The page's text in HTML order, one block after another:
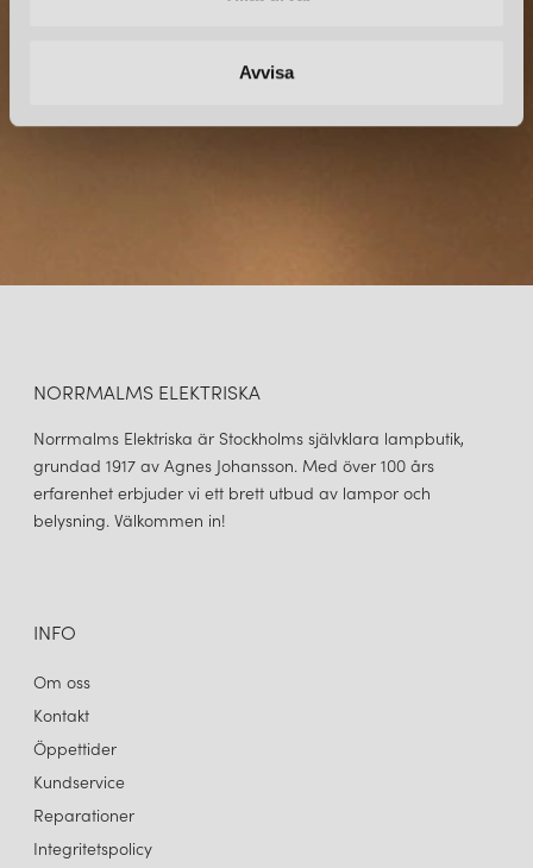
Avvisa
NORRMALMS ELEKTRISKA
Norrmalms Elektriska är Stockholms självklara lampbutik,
grundad 1917 av Agnes Johansson. Med över 100 års
erfarenhet erbjuder vi ett brett utbud av lampor och
belysning. Välkommen in!
INFO
Om oss
Kontakt
Öppettider
Kundservice
Reparationer
Integritetspolicy